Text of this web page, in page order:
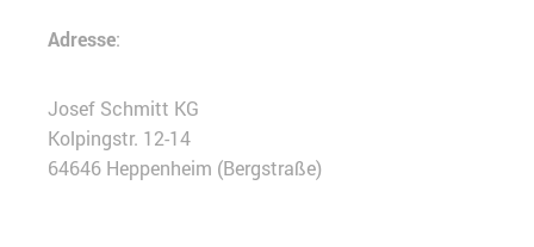
Adresse:
Josef Schmitt KG
Kolpingstr. 12-14
64646 Heppenheim (Bergstraße)